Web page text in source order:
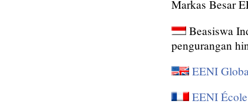
Markas Besar
Beasiswa
pengurangan
EENI
EENI